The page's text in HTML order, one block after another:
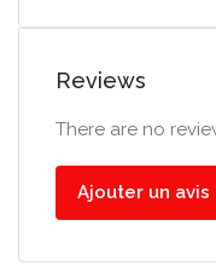
Reviews
There are no
Ajouter un avis